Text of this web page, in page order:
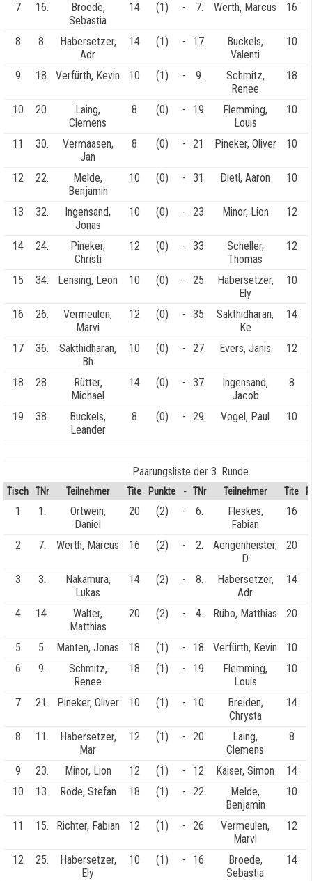
7 16.
Broede,
Sebastia
14 (1) - 7. Werth, Marcus 16
8 8.
Habersetzer,
Adr
14 (1) - 17.
Buckels,
Valenti
10
9 18. Verfürth, Kevin 10 (1) - 9.
Schmitz,
Renee
18
10 20.
Laing,
Clemens
8 (0) - 19.
Flemming,
Louis
10
11 30.
Vermaasen,
Jan
8 (0) - 21. Pineker, Oliver 10
12 22.
Melde,
Benjamin
10 (0) - 31. Dietl, Aaron 10
13 32.
Ingensand,
Jonas
10 (0) - 23. Minor, Lion 12
14 24.
Pineker,
Christi
12 (0) - 33.
Scheller,
Thomas
12
15 34. Lensing, Leon 10 (0) - 25.
Habersetzer,
Ely
10
16 26.
Vermeulen,
Marvi
12 (0) - 35.
Sakthidharan,
Ke
14
17 36.
Sakthidharan,
Bh
10 (0) - 27. Evers, Janis 12
18 28.
Rütter,
Michael
14 (0) - 37.
Ingensand,
Jacob
8
19 38.
Buckels,
Leander
8 (0) - 29. Vogel, Paul 10
Paarungsliste der 3. Runde
Tisch TNr Teilnehmer Tite Punkte - TNr Teilnehmer Tite
1 1.
Ortwein,
Daniel
20 (2) - 6.
Fleskes,
Fabian
16
2 7. Werth, Marcus 16 (2) - 2.
Aengenheister,
D
20
3 3.
Nakamura,
Lukas
14 (2) - 8.
Habersetzer,
Adr
14
4 14.
Walter,
Matthias
20 (2) - 4. Rübo, Matthias 20
5 5. Manten, Jonas 18 (1) - 18. Verfürth, Kevin
10
6
9.
Schmitz,
Renee
18 (1) - 19.
Flemming,
Louis
10
7 21. Pineker, Oliver 10 (1) - 10.
Breiden,
Chrysta
14
8 11.
Habersetzer,
Mar
12 (1) - 20.
Laing,
Clemens
8
9 23. Minor, Lion 12 (1) - 12. Kaiser, Simon
14
10
13. Rode, Stefan 18 (1) - 22.
Melde,
Benjamin
10
11 15. Richter, Fabian 12 (1) - 26.
Vermeulen,
Marvi
12
12 25.
Habersetzer,
Ely
10 (1) - 16.
Broede,
Sebastia
14